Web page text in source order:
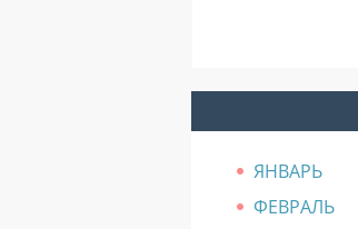
ЯНВАРЬ
ФЕВРАЛЬ